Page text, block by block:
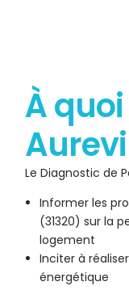
À quoi
Le Diagnostic de
Informer les
(31320) sur la
logement
Inciter à
énergétique